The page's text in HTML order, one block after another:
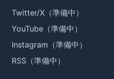
Twitter/X（準備中）
YouTube（準備中）
Instagram（準備中）
RSS（準備中）